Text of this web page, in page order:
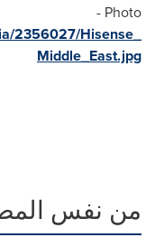
Photo -
2356027/Hisense_
Middle_East.jpg
من نفس